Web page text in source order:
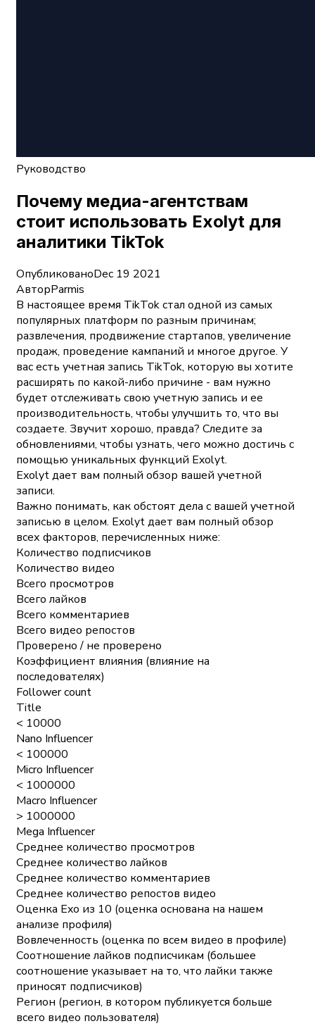
Руководство
Почему медиа-агентствам
стоит использовать Exolyt для
аналитики TikTok
ОпубликованоDec 19 2021
АвторParmis
В настоящее время TikTok стал одной из самых
популярных платформ по разным причинам;
развлечения, продвижение стартапов, увеличение
продаж, проведение кампаний и многое другое. У
вас есть учетная запись TikTok, которую вы хотите
расширять по какой-либо причине - вам нужно
будет отслеживать свою учетную запись и ее
производительность, чтобы улучшить то, что вы
создаете. Звучит хорошо, правда? Следите за
обновлениями, чтобы узнать, чего можно достичь с
помощью уникальных функций Exolyt.
Exolyt дает вам полный обзор вашей учетной
записи.
Важно понимать, как обстоят дела с вашей учетной
записью в целом. Exolyt дает вам полный обзор
всех факторов, перечисленных ниже:
Количество подписчиков
Количество видео
Всего просмотров
Всего лайков
Всего комментариев
Всего видео репостов
Проверено / не проверено
Коэффициент влияния (влияние на
последователях)
Follower count
Title
< 10000
Nano Influencer
< 100000
Micro Influencer
< 1000000
Macro Influencer
> 1000000
Mega Influencer
Среднее количество просмотров
Среднее количество лайков
Среднее количество комментариев
Среднее количество репостов видео
Оценка Exo из 10 (оценка основана на нашем
анализе профиля)
Вовлеченность (оценка по всем видео в профиле)
Соотношение лайков подписчикам (большее
соотношение указывает на то, что лайки также
приносят подписчиков)
Регион (регион, в котором публикуется больше
всего видео пользователя)